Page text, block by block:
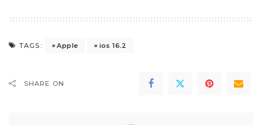
TAGS: Apple ios 16.2
SHARE ON